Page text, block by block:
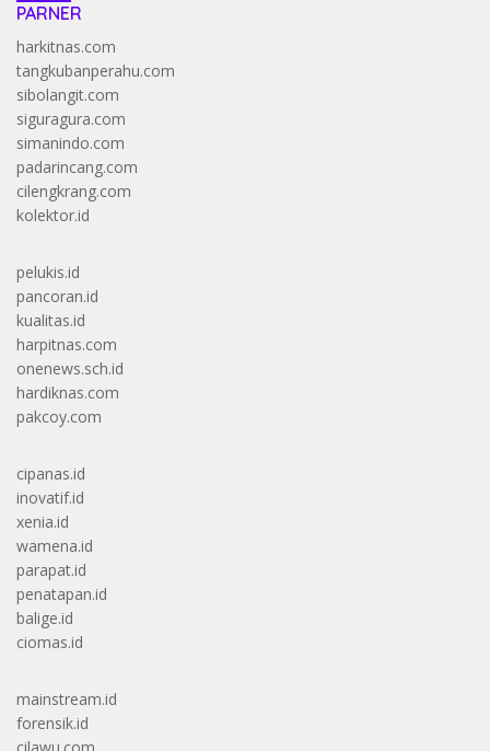
PARNER
harkitnas.com
tangkubanperahu.com
sibolangit.com
siguragura.com
simanindo.com
padarincang.com
cilengkrang.com
kolektor.id
pelukis.id
pancoran.id
kualitas.id
harpitnas.com
onenews.sch.id
hardiknas.com
pakcoy.com
cipanas.id
inovatif.id
xenia.id
wamena.id
parapat.id
penatapan.id
balige.id
ciomas.id
mainstream.id
forensik.id
cilawu.com